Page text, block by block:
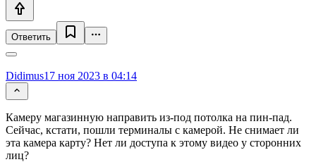
Ответить
Didimus17 ноя 2023 в 04:14
Камеру магазинную направить из-под потолка на пин-пад.
Сейчас, кстати, пошли терминалы с камерой. Не снимает ли
эта камера карту? Нет ли доступа к этому видео у сторонних
лиц?